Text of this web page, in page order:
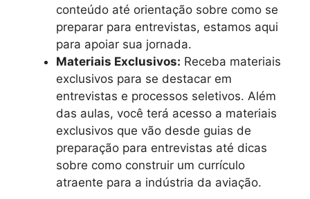
conteúdo até orientação sobre como se
preparar para entrevistas, estamos aqui
para apoiar sua jornada.
Materiais Exclusivos: Receba materiais
exclusivos para se destacar em
entrevistas e processos seletivos. Além
das aulas, você terá acesso a materiais
exclusivos que vão desde guias de
preparação para entrevistas até dicas
sobre como construir um currículo
atraente para a indústria da aviação.